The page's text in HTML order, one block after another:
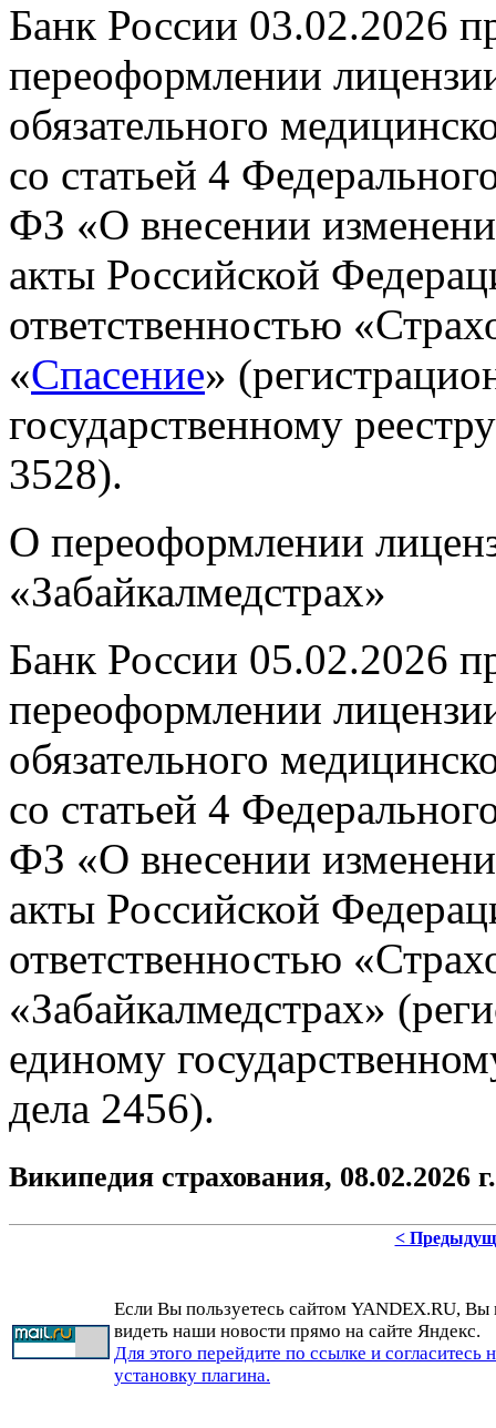
Банк России 03.02.2026
переоформлении
обязательного
со статьей 4
ФЗ «О внесении
акты Российской
ответственностью
«Спасение»
государственному
3528).
О переоформлении
«Забайкалмедстрах»
Банк России 05.02.2026
переоформлении
обязательного
со статьей 4
ФЗ «О внесении
акты Российской
ответственностью
«Забайкалмедстрах»
единому
дела 2456).
Википедия страхования, 08.02.2026 г.
<
Если Вы пользуетесь сайтом YANDEX.RU, Вы
видеть наши новости прямо на сайте Яндекс.
Для этого перейдите по ссылке и согласитесь
установку плагина.